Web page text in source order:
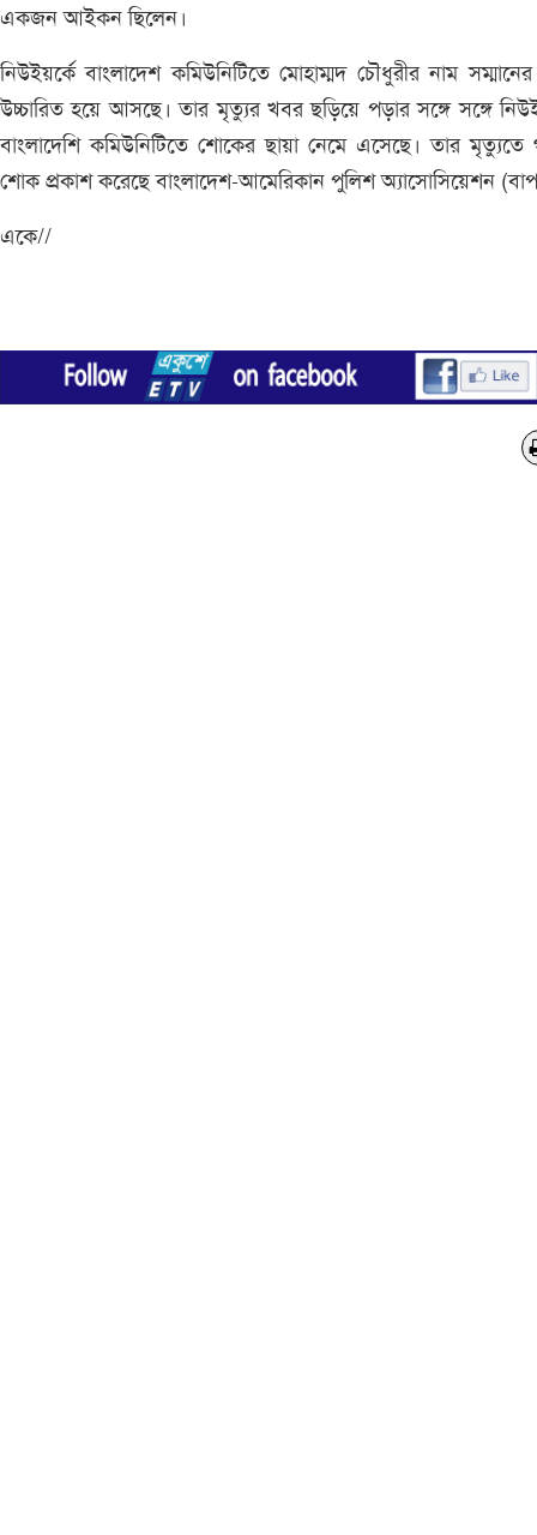
একজন আইকন ছিলেন।
নিউইয়র্কে বাংলাদেশ কমিউনিটিতে মোহাম্মদ চৌধুরীর নাম সম্মানের
উচ্চারিত হয়ে আসছে। তার মৃত্যুর খবর ছড়িয়ে পড়ার সঙ্গে সঙ্গে
বাংলাদেশি কমিউনিটিতে শোকের ছায়া নেমে এসেছে। তার মৃত্যুতে
শোক প্রকাশ করেছে বাংলাদেশ-আমেরিকান পুলিশ অ্যাসোসিয়েশন
একে//